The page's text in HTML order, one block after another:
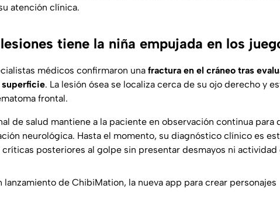
atención clínica.
tiene la niña empujada en los
médicos confirmaron una fractura en el cráneo tras
superficie. La lesión ósea se localiza cerca de su ojo derecho y
frontal.
de salud mantiene a la paciente en observación continua para
neurológica. Hasta el momento, su diagnóstico clínico es
críticas posteriores al golpe sin presentar desmayos ni actividad
lanzamiento de ChibiMation, la nueva app para crear personajes